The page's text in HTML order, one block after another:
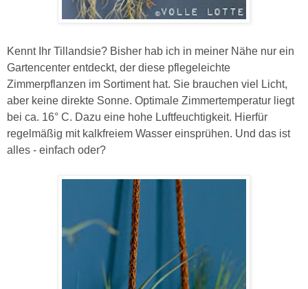
Kennt Ihr Tillandsie? Bisher hab ich in meiner Nähe nur ein
Gartencenter entdeckt, der diese pflegeleichte
Zimmerpflanzen im Sortiment hat. Sie brauchen viel Licht,
aber keine direkte Sonne. Optimale Zimmertemperatur liegt
bei ca. 16° C. Dazu eine hohe Luftfeuchtigkeit. Hierfür
regelmäßig mit kalkfreiem Wasser einsprühen. Und das ist
alles - einfach oder?